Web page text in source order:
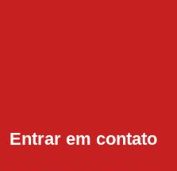
Entrar em contato